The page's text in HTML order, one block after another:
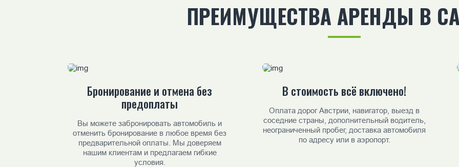
ПРЕИМУЩЕСТВА АРЕНДЫ В
Бронирование и отмена без
предоплаты
Вы можете забронировать автомобиль и
отменить бронирование в любое время без
предварительной оплаты. Мы доверяем
нашим клиентам и предлагаем гибкие
условия.
В стоимость всё включено!
Оплата дорог Австрии, навигатор, выезд в
соседние страны, дополнительный водитель,
неограниченный пробег, доставка автомобиля
по адресу или в аэропорт.